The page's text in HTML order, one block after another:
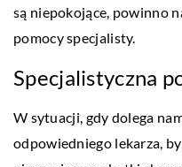
są niepokojące, powinno
pomocy specjalisty.
Specjalistyczna
W sytuacji, gdy dolega
odpowiedniego lekarza,